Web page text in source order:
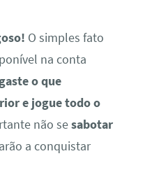
O simples fato
na conta
gaste o que
e jogue todo o
não sesabotar
a conquistar